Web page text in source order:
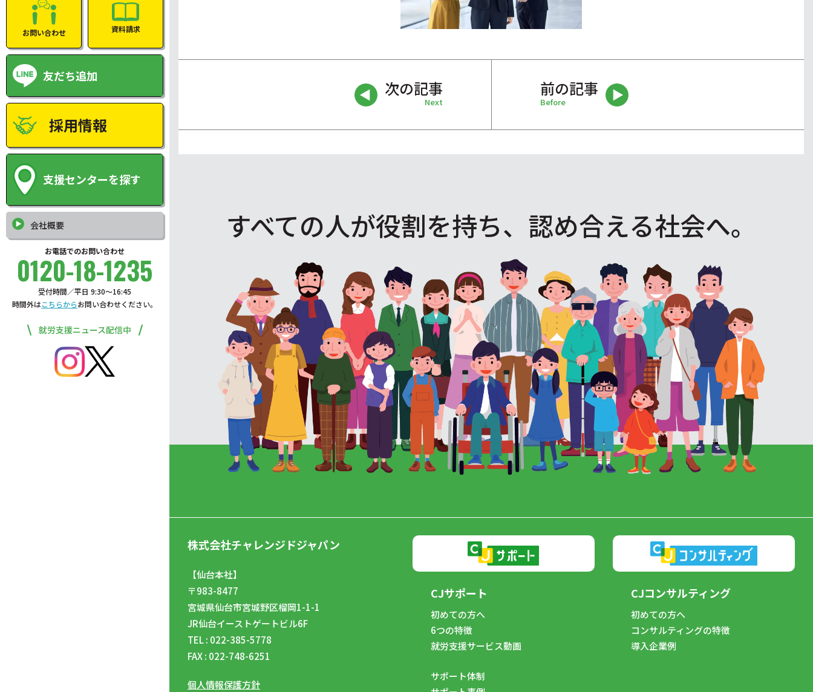
お問い合わせ 資料請求
友だち追加
採用情報
支援センターを探す
会社概要
お電話でのお問い合わせ
0120-18-1235
受付時間／平日 9:30〜16:45
時間外はこちらからお問い合わせください。
就労支援ニュース配信中
次の記事
Next
前の記事
Before
すべての人が役割を持ち、認め合える社会へ。
株式会社チャレンジドジャパン
【仙台本社】
〒983-8477
宮城県仙台市宮城野区榴岡1-1-1
JR仙台イーストゲートビル6F
TEL : 022-385-5778
FAX : 022-748-6251
個人情報保護方針
CJサポート
初めての方へ
6つの特徴
就労支援サービス動画
サポート体制
CJコンサルティング
初めての方へ
コンサルティングの特徴
導入企業例